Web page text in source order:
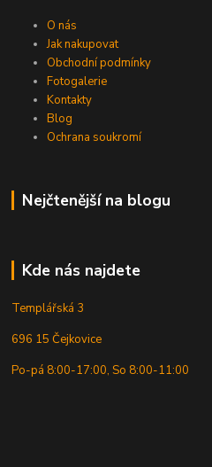
O nás
Jak nakupovat
Obchodní podmínky
Fotogalerie
Kontakty
Blog
Ochrana soukromí
Nejčtenější na blogu
Kde nás najdete
Templářská 3
696 15 Čejkovice
Po-pá 8:00-17:00, So 8:00-11:00